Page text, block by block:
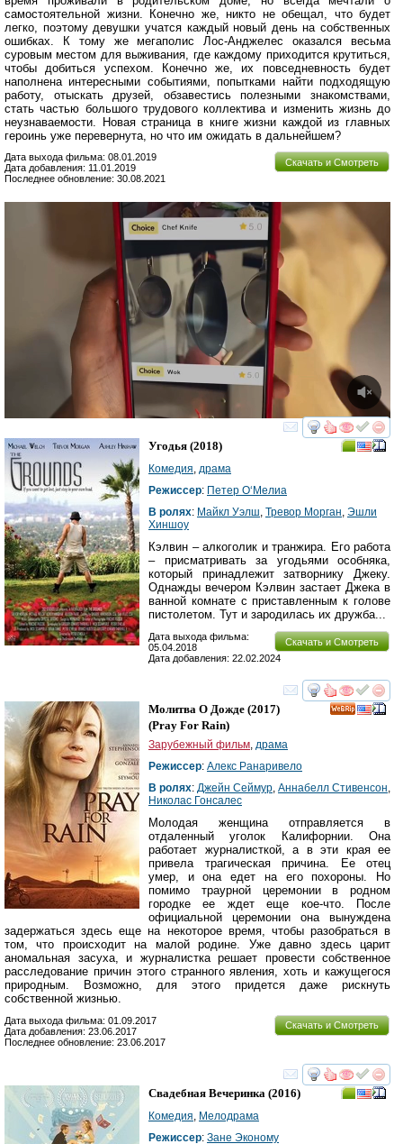
самостоятельной жизни. Конечно же, никто не обещал, что будет
легко, поэтому девушки учатся каждый новый день на собственных
ошибках. К тому же мегаполис Лос-Анджелес оказался весьма
суровым местом для выживания, где каждому приходится крутиться,
чтобы добиться успехом. Конечно же, их повседневность будет
наполнена интересными событиями, попытками найти подходящую
работу, отыскать друзей, обзавестись полезными знакомствами,
стать частью большого трудового коллектива и изменить жизнь до
неузнаваемости. Новая страница в книге жизни каждой из главных
героинь уже перевернута, но что им ожидать в дальнейшем?
Скачать и Смотреть
Дата выхода фильма: 08.01.2019
Дата добавления: 11.01.2019
Последнее обновление: 30.08.2021
смотреть
Угодья (2018)
Комедия, драма
Режиссер: Петер О‘Мелиа
В ролях: Майкл Уэлш, Тревор Морган, Эшли
Хиншоу
Кэлвин – алкоголик и транжира. Его работа
– присматривать за угодьями особняка,
который принадлежит затворнику Джеку.
Однажды вечером Кэлвин застает Джека в
ванной комнате с приставленным к голове
пистолетом. Тут и зародилась их дружба...
Скачать и Смотреть
Дата выхода фильма:
05.04.2018
Дата добавления: 22.02.2024
смотреть
Молитва О Дожде (2017)
(Pray For Rain)
Зарубежный фильм, драма
Режиссер: Алекс Ранаривело
В ролях: Джейн Сеймур, Аннабелл Стивенсон,
Николас Гонсалес
Молодая женщина отправляется в
отдаленный уголок Калифорнии. Она
работает журналисткой, а в эти края ее
привела трагическая причина. Ее отец
умер, и она едет на его похороны. Но
помимо траурной церемонии в родном
городке ее ждет еще кое-что. После
официальной церемонии она вынуждена
задержаться здесь еще на некоторое время, чтобы разобраться в
том, что происходит на малой родине. Уже давно здесь царит
аномальная засуха, и журналистка решает провести собственное
расследование причин этого странного явления, хоть и кажущегося
природным. Возможно, для этого придется даже рискнуть
собственной жизнью.
Скачать и Смотреть
Дата выхода фильма: 01.09.2017
Дата добавления: 23.06.2017
Последнее обновление: 23.06.2017
смотреть
Свадебная Вечеринка (2016)
Комедия, Мелодрама
Режиссер: Зане Эконому